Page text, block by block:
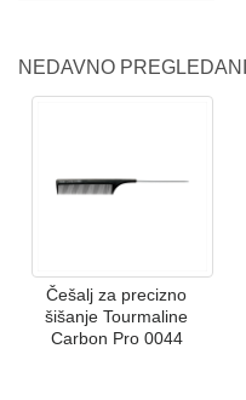
NEDAVNO
Češalj za precizno
šišanje Tourmaline
Carbon Pro 0044